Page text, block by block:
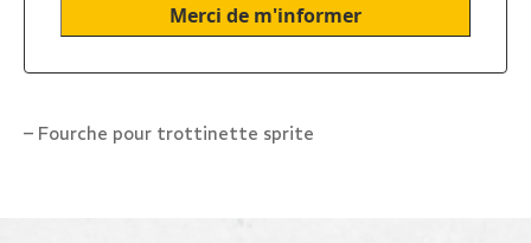
– Fourche pour trottinette sprite